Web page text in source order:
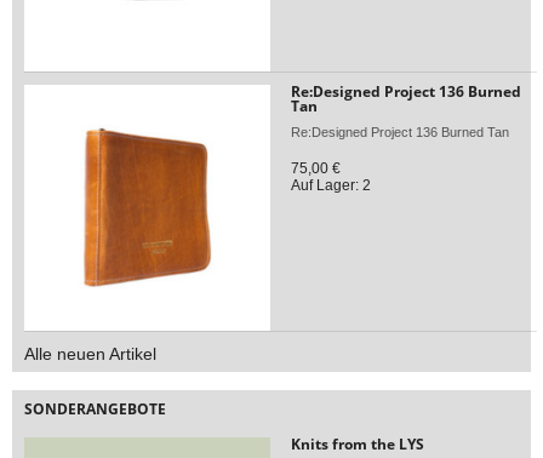
Re:Designed Project 136 Burned
Tan
Re:Designed Project 136 Burned Tan
75,00 €
Auf Lager: 2
Alle neuen Artikel
SONDERANGEBOTE
Knits from the LYS